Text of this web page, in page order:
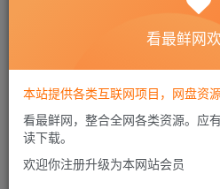
看最鲜网
本站提供各类互联网项目，网盘资
看最鲜网，整合全网各类资源。应
读下载。
欢迎你注册升级为本网站会员